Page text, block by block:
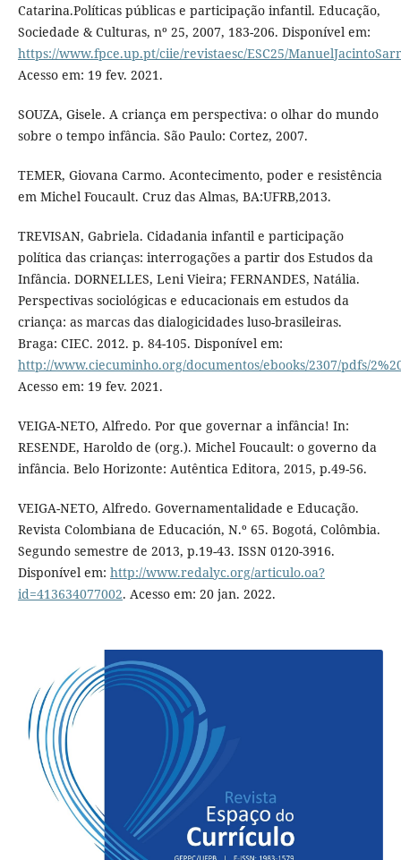
Catarina.Políticas públicas e participação infantil. Educação,
Sociedade & Culturas, nº 25, 2007, 183-206. Disponível em:
https://www.fpce.up.pt/ciie/revistaesc/ESC25/
Acesso em: 19 fev. 2021.
SOUZA, Gisele. A criança em perspectiva: o olhar do mundo
sobre o tempo infância. São Paulo: Cortez, 2007.
TEMER, Giovana Carmo. Acontecimento, poder e resistência
em Michel Foucault. Cruz das Almas, BA:UFRB,2013.
TREVISAN, Gabriela. Cidadania infantil e participação
política das crianças: interrogações a partir dos Estudos da
Infância. DORNELLES, Leni Vieira; FERNANDES, Natália.
Perspectivas sociológicas e educacionais em estudos da
criança: as marcas das dialogicidades luso-brasileiras.
Braga: CIEC. 2012. p. 84-105. Disponível em:
http://www.ciecuminho.org/documentos/ebooks/2307/pdfs/
Acesso em: 19 fev. 2021.
VEIGA-NETO, Alfredo. Por que governar a infância! In:
RESENDE, Haroldo de (org.). Michel Foucault: o governo da
infância. Belo Horizonte: Autêntica Editora, 2015, p.49-56.
VEIGA-NETO, Alfredo. Governamentalidade e Educação.
Revista Colombiana de Educación, N.º 65. Bogotá, Colômbia.
Segundo semestre de 2013, p.19-43. ISSN 0120-3916.
Disponível em: http://www.redalyc.org/articulo.oa?
id=413634077002. Acesso em: 20 jan. 2022.